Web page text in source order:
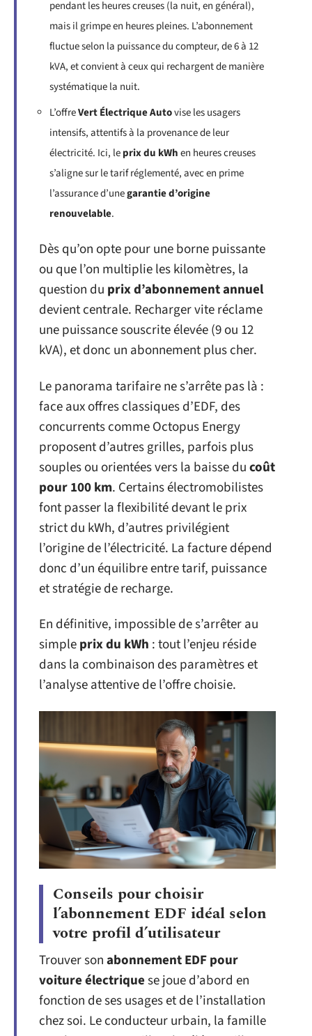
pendant les heures creuses (la nuit, en général),
mais il grimpe en heures pleines. L’abonnement
fluctue selon la puissance du compteur, de 6 à 12
kVA, et convient à ceux qui rechargent de manière
systématique la nuit.
L’offreVert Électrique Autovise les usagers
intensifs, attentifs à la provenance de leur
électricité. Ici, leprix du kWhen heures creuses
s’aligne sur le tarif réglementé, avec en prime
l’assurance d’unegarantie d’origine
renouvelable.
Dès qu’on opte pour une borne puissante
ou que l’on multiplie les kilomètres, la
question du prix d’abonnement annuel
devient centrale. Recharger vite réclame
une puissance souscrite élevée (9 ou 12
kVA), et donc un abonnement plus cher.
Le panorama tarifaire ne s’arrête pas là :
face aux offres classiques d’EDF, des
concurrents comme Octopus Energy
proposent d’autres grilles, parfois plus
souples ou orientées vers la baisse ducoût
pour 100 km. Certains électromobilistes
font passer la flexibilité devant le prix
strict du kWh, d’autres privilégient
l’origine de l’électricité. La facture dépend
donc d’un équilibre entre tarif, puissance
et stratégie de recharge.
En définitive, impossible de s’arrêter au
simpleprix du kWh : tout l’enjeu réside
dans la combinaison des paramètres et
l’analyse attentive de l’offre choisie.
Conseils pour choisir
l’abonnement EDF idéal selon
votre profil d’utilisateur
Trouver sonabonnement EDF pour
voiture électriquese joue d’abord en
fonction de ses usages et de l’installation
chez soi. Le conducteur urbain, la famille